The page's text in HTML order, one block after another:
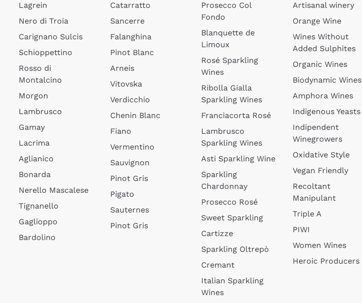
Lagrein
Nero di Troia
Carignano Sulcis
Schioppettino
Rosso di
Montalcino
Morgon
Lambrusco
Gamay
Lacrima
Aglianico
Bonarda
Nerello Mascalese
Tignanello
Gaglioppo
Bardolino
Catarratto
Sancerre
Falanghina
Pinot Blanc
Arneis
Vitovska
Verdicchio
Chenin Blanc
Fiano
Vermentino
Sauvignon
Pinot Gris
Pigato
Sauternes
Pinot Gris
Prosecco Col
Fondo
Blanquette de
Limoux
Rosé Sparkling
Wines
Ribolla Gialla
Sparkling Wines
Franciacorta Rosé
Lambrusco
Sparkling Wines
Asti Sparkling Wine
Sparkling
Chardonnay
Prosecco Rosé
Sweet Sparkling
Cartizze
Sparkling Oltrepò
Cremant
Italian Sparkling
Wines
Artisanal winery
Orange Wine
Wines Without
Added Sulphites
Organic Wines
Biodynamic Wines
Amphora Wines
Indigenous Yeasts
Indipendent
Winegrowers
Oxidative Style
Vegan Friendly
Recoltant
Manipulant
Triple A
PIWI
Women Wines
Heroic Producers